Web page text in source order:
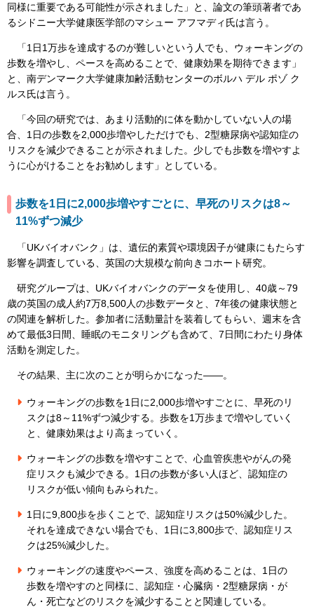
同様に重要である可能性が示されました」と、論文の筆頭著者であ
るシドニー大学健康医学部のマシュー アフマディ氏は言う。
「1日1万歩を達成するのが難しいという人でも、ウォーキングの
歩数を増やし、ペースを高めることで、健康効果を期待できます」
と、南デンマーク大学健康加齢活動センターのボルハ デル ポゾ ク
ルス氏は言う。
「今回の研究では、あまり活動的に体を動かしていない人の場
合、1日の歩数を2,000歩増やしただけでも、2型糖尿病や認知症の
リスクを減少できることが示されました。少しでも歩数を増やすよ
うに心がけることをお勧めします」としている。
歩数を1日に2,000歩増やすごとに、早死のリスクは8～
11%ずつ減少
「UKバイオバンク」は、遺伝的素質や環境因子が健康にもたらす
影響を調査している、英国の大規模な前向きコホート研究。
研究グループは、UKバイオバンクのデータを使用し、40歳～79
歳の英国の成人約7万8,500人の歩数データと、7年後の健康状態と
の関連を解析した。参加者に活動量計を装着してもらい、週末を含
めて最低3日間、睡眠のモニタリングも含めて、7日間にわたり身体
活動を測定した。
その結果、主に次のことが明らかになった――。
ウォーキングの歩数を1日に2,000歩増やすごとに、早死のリ
スクは8～11%ずつ減少する。歩数を1万歩まで増やしていく
と、健康効果はより高まっていく。
ウォーキングの歩数を増やすことで、心血管疾患やがんの発
症リスクも減少できる。1日の歩数が多い人ほど、認知症の
リスクが低い傾向もみられた。
1日に9,800歩を歩くことで、認知症リスクは50%減少した。
それを達成できない場合でも、1日に3,800歩で、認知症リス
クは25%減少した。
ウォーキングの速度やペース、強度を高めることは、1日の
歩数を増やすのと同様に、認知症・心臓病・2型糖尿病・が
ん・死亡などのリスクを減少することと関連している。